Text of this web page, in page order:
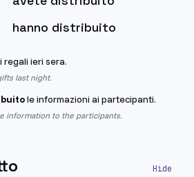
hanno distribuito
i regali ieri sera.
last night.
le informazioni ai partecipanti.
information to the participants.